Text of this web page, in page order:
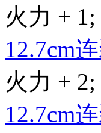
火力 + 1;
12.7cm
火力 + 2;
12.7cm